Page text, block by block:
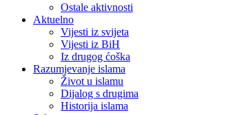
Ostale aktivnosti
Aktuelno
Vijesti iz svijeta
Vijesti iz BiH
Iz drugog ćoška
Razumjevanje islama
Život u islamu
Dijalog s drugima
Historija islama